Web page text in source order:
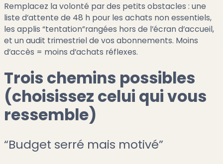
Remplacez la volonté par des petits obstacles : une
liste d’attente de 48 h pour les achats non essentiels,
les applis “tentation”rangées hors de l’écran d’accueil,
et un audit trimestriel de vos abonnements. Moins
d’accès = moins d’achats réflexes.
Trois chemins possibles
(choisissez celui qui vous
ressemble)
“Budget serré mais motivé”